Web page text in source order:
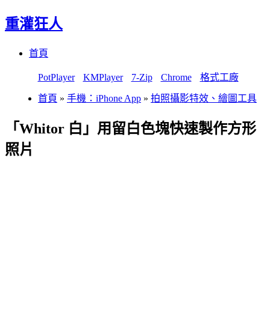
重灌狂人
首頁
PotPlayer KMPlayer 7-Zip Chrome 格式工廠
首頁 » 手機：iPhone App » 拍照攝影特效、繪圖工具
「Whitor 白」用留白色塊快速製作方形
照片